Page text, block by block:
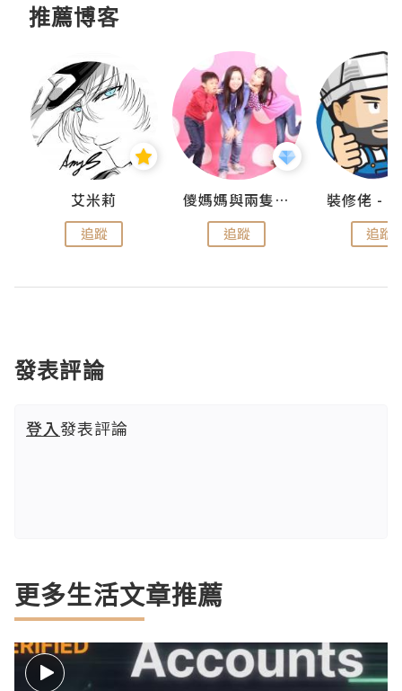
推薦博客
艾米莉
追蹤
儍媽媽與兩隻小魔怪之家
追蹤 追蹤
發表評論
登入發表評論
更多生活文章推薦